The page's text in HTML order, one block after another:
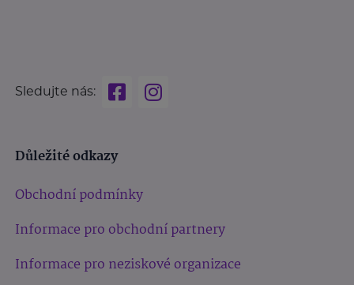
Sledujte nás:
Důležité odkazy
Obchodní podmínky
Informace pro obchodní partnery
Informace pro neziskové organizace